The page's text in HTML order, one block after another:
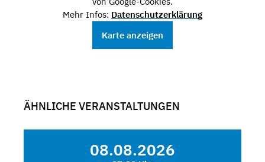
Mehr Infos: Datenschutzerklärung
Karte anzeigen
ÄHNLICHE VERANSTALTUNGEN
08.08.2026